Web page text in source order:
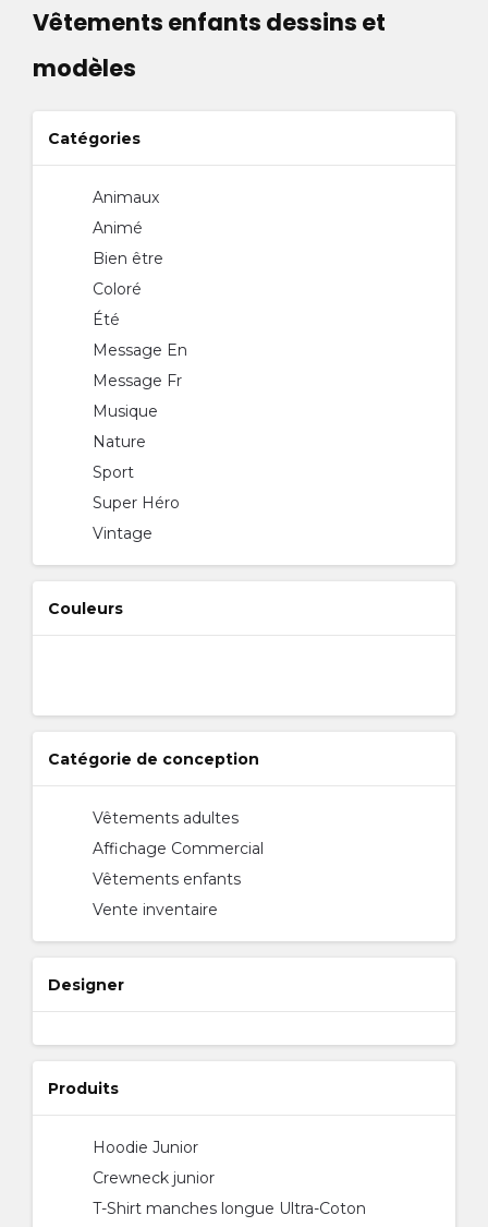
Vêtements enfants dessins et
modèles
Catégories
Animaux
Animé
Bien être
Coloré
Été
Message En
Message Fr
Musique
Nature
Sport
Super Héro
Vintage
Couleurs
Catégorie de conception
Vêtements adultes
Affichage Commercial
Vêtements enfants
Vente inventaire
Designer
Produits
Hoodie Junior
Crewneck junior
T-Shirt manches longue Ultra-Coton